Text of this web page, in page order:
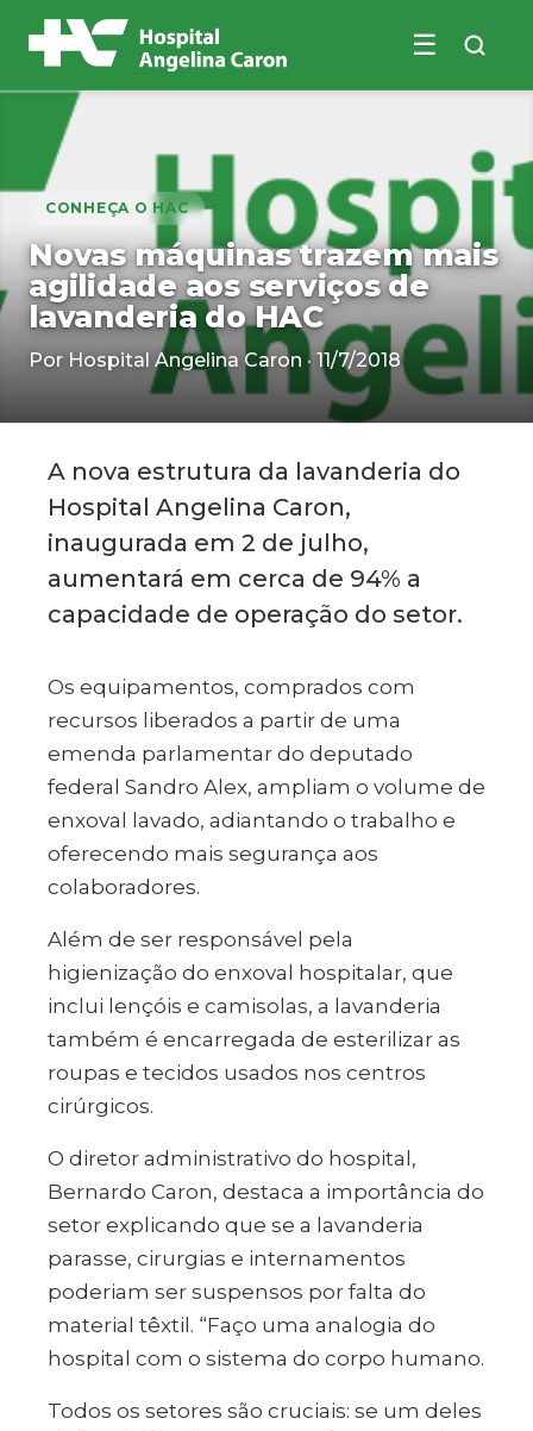
☰
Buscar no site
CONHEÇA O HAC
Novas máquinas trazem mais
agilidade aos serviços de
lavanderia do HAC
Por Hospital Angelina Caron · 11/7/2018
A nova estrutura da lavanderia do
Hospital Angelina Caron,
inaugurada em 2 de julho,
aumentará em cerca de 94% a
capacidade de operação do setor.
Os equipamentos, comprados com
recursos liberados a partir de uma
emenda parlamentar do deputado
federal Sandro Alex, ampliam o volume de
enxoval lavado, adiantando o trabalho e
oferecendo mais segurança aos
colaboradores.
Além de ser responsável pela
higienização do enxoval hospitalar, que
inclui lençóis e camisolas, a lavanderia
também é encarregada de esterilizar as
roupas e tecidos usados nos centros
cirúrgicos.
O diretor administrativo do hospital,
Bernardo Caron, destaca a importância do
setor explicando que se a lavanderia
parasse, cirurgias e internamentos
poderiam ser suspensos por falta do
material têxtil. “Faço uma analogia do
hospital com o sistema do corpo humano.
Todos os setores são cruciais: se um deles